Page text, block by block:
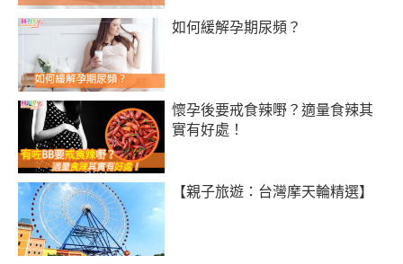
如何緩解孕期尿頻？
懷孕後要戒食辣嘢？適量食辣其
實有好處！
【親子旅遊：台灣摩天輪精選】